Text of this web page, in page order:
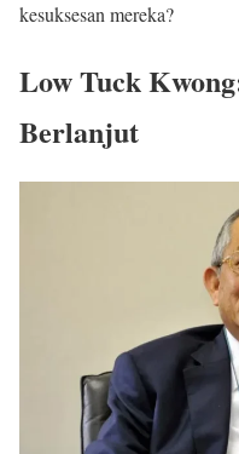
kesuksesan mereka?
Low Tuck
Berlanjut